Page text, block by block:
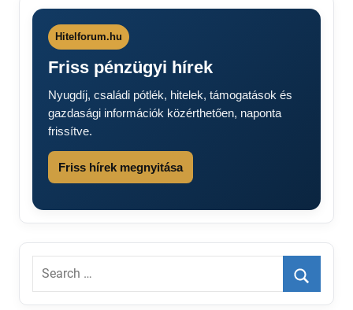
Hitelforum.hu
Friss pénzügyi hírek
Nyugdíj, családi pótlék, hitelek, támogatások és
gazdasági információk közérthetően, naponta
frissítve.
Friss hírek megnyitása
Search
Search